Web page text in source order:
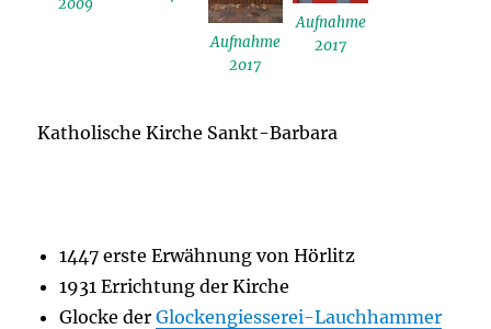
Aufnahme
2017
Aufnahme
2017
Katholische Kirche Sankt-Barbara
1447 erste Erwähnung von Hörlitz
1931 Errichtung der Kirche
Glocke derGlockengiesserei-Lauchhammer